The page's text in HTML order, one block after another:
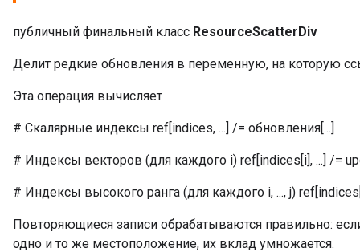
публичный финальный класс ResourceScatterDiv
Делит редкие обновления в переменную, на которую
Эта операция вычисляет
# Скалярные индексы ref[indices, ...] /= обновления[...]
# Индексы векторов (для каждого i) ref[indices[i], ...] /=
# Индексы высокого ранга (для каждого i, ..., j) ref[indices[i,
Повторяющиеся записи обрабатываются правильно:
одно и то же местоположение, их вклад умножается.